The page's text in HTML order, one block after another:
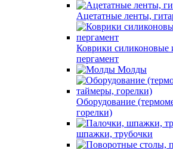
Ацетатные ленты,
Коврики силиконовые
пергамент
Молды
Оборудование
горелки)
шпажки, трубочки